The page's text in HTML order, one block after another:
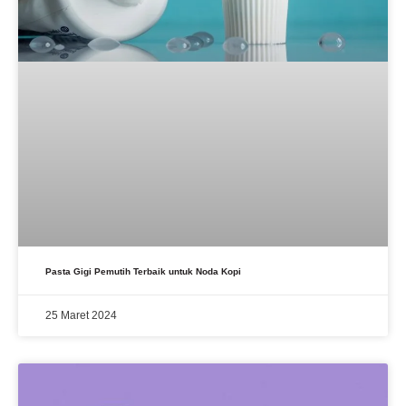
Pasta Gigi Pemutih Terbaik untuk Noda Kopi
25 Maret 2024